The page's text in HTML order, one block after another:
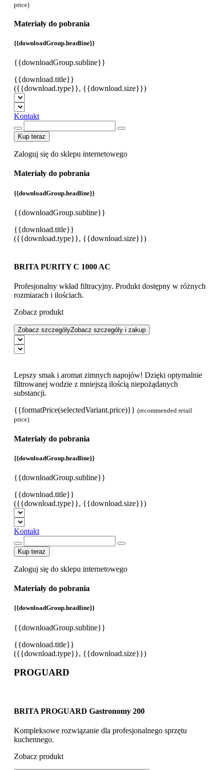
price)
Materiały do pobrania
{{downloadGroup.headline}}
{{downloadGroup.subline}}
{{download.title}}
({{download.type}}, {{download.size}})
Kontakt
Kup teraz
Zaloguj się do sklepu internetowego
Materiały do pobrania
{{downloadGroup.headline}}
{{downloadGroup.subline}}
{{download.title}}
({{download.type}}, {{download.size}})
BRITA PURITY C 1000 AC
Profesjonalny wkład filtracyjny. Produkt dostępny w różnych
rozmiarach i ilościach.
Zobacz produkt
Zobacz szczególyZobacz szczególy i zakup
Lepszy smak i aromat zimnych napojów! Dzięki optymalnie
filtrowanej wodzie z mniejszą ilością niepożądanych
substancji.
{{formatPrice(selectedVariant.price)}} (recommended retail
price)
Materiały do pobrania
{{downloadGroup.headline}}
{{downloadGroup.subline}}
{{download.title}}
({{download.type}}, {{download.size}})
Kontakt
Kup teraz
Zaloguj się do sklepu internetowego
Materiały do pobrania
{{downloadGroup.headline}}
{{downloadGroup.subline}}
{{download.title}}
({{download.type}}, {{download.size}})
PROGUARD
BRITA PROGUARD Gastronomy 200
Kompleksowe rozwiązanie dla profesjonalnego sprzętu
kuchennego.
Zobacz produkt